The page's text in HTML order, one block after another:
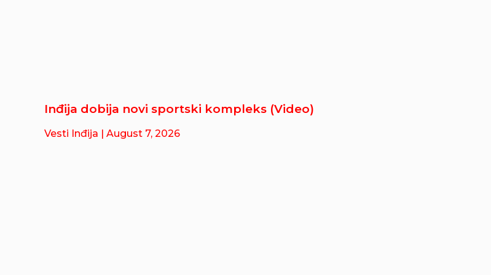
Inđija dobija novi sportski kompleks (Video)
Vesti Inđija | August 7, 2026